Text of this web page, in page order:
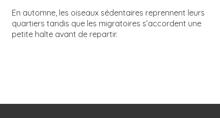
En automne, les oiseaux sédentaires reprennent leurs
quartiers tandis que les migratoires s’accordent une
petite halte avant de repartir.